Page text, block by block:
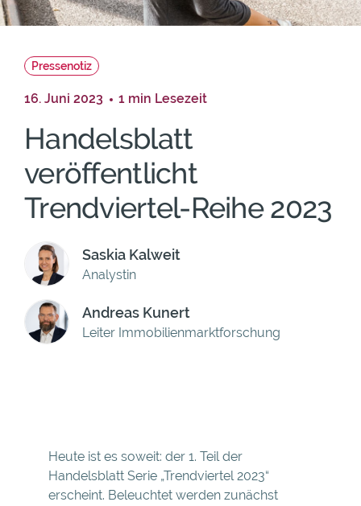
Pressenotiz
16. Juni 2023 1 min Lesezeit
Handelsblatt
veröffentlicht
Trendviertel-Reihe 2023
Saskia Kalweit
Analystin
Andreas Kunert
Leiter Immobilienmarktforschung
Heute ist es soweit: der 1. Teil der
Handelsblatt Serie „Trendviertel 2023“
erscheint. Beleuchtet werden zunächst